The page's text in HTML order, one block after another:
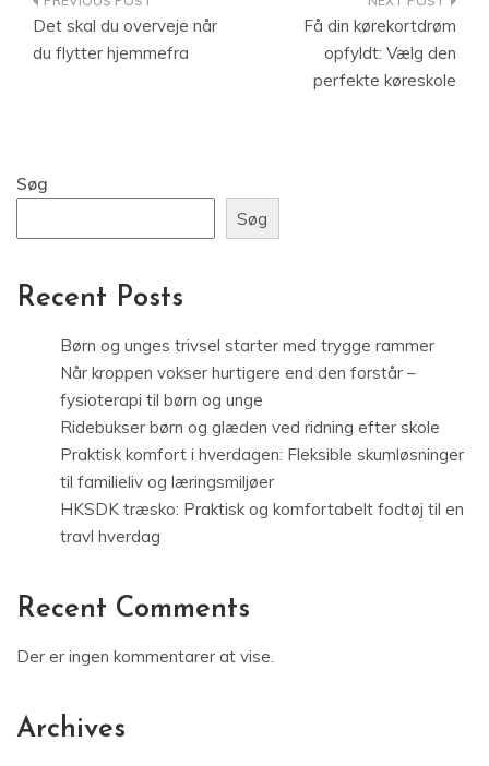
Det skal du overveje når
du flytter hjemmefra
Få din kørekortdrøm
opfyldt: Vælg den
perfekte køreskole
Søg
Søg
Recent Posts
Børn og unges trivsel starter med trygge rammer
Når kroppen vokser hurtigere end den forstår –
fysioterapi til børn og unge
Ridebukser børn og glæden ved ridning efter skole
Praktisk komfort i hverdagen: Fleksible skumløsninger
til familieliv og læringsmiljøer
HKSDK træsko: Praktisk og komfortabelt fodtøj til en
travl hverdag
Recent Comments
Der er ingen kommentarer at vise.
Archives